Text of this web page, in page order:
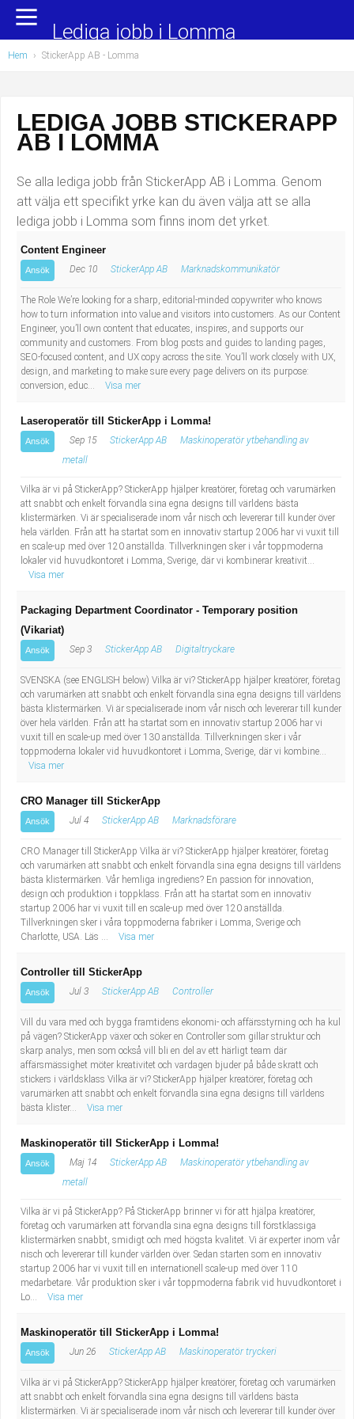
Yrkesområden
Administration, ekonomi, juridik
Chefer och verksamhetsledare
Data/IT
Försäljning, inköp, marknadsföring
Hantverksyrken
Hotell, restaurang, storhushåll
Hälso- och sjukvård
Industriell tillverkning
Kropps- och skönhetsvård
Kultur, media, design
Militärt arbete
Naturbruk
Naturvetenskapligt arbete
Pedagogiskt arbete
Sanering och renhållning
Socialt arbete
Säkerhetsarbete
Tekniskt arbete
Transport
Populära jobb
Undersköterska, hemtjänst och äldreboende
Barnskötare
Lärare i förskola/Förskollärare
Lagerarbetare
Bussförare/Busschaufför
Elevassistent
Personlig assistent
Behandlingsassistent/Socialpedagog
Budbilsförare
Tidningsbud/Tidningsdistributör
Lärare i fritidshem/Fritidspedagog
Taxiförare/Taxichaufför
Läkarsekreterare/Vårdadmin/Medicinsk
sekreterare
Lastbilsförare m.fl.
Fastighetsskötare
Informatör/Kommunikatör
Brevbärare
Sjuksköterska, grundutbildad
Kock, storhushåll
Undersköterska, vård- o specialavd. o mottagning
Administrativ assistent
Lärare i gymnasiet
Lediga jobb i Lomma
Hem › StickerApp AB - Lomma
LEDIGA JOBB STICKERAPP
AB I LOMMA
Se alla lediga jobb från StickerApp AB i Lomma. Genom
att välja ett specifikt yrke kan du även välja att se alla
lediga jobb i Lomma som finns inom det yrket.
Content Engineer
Ansök Dec 10 StickerApp AB Marknadskommunikatör
The Role We’re looking for a sharp, editorial-minded copywriter who knows
how to turn information into value and visitors into customers. As our Content
Engineer, you’ll own content that educates, inspires, and supports our
community and customers. From blog posts and guides to landing pages,
SEO-focused content, and UX copy across the site. You’ll work closely with UX,
design, and marketing to make sure every page delivers on its purpose:
conversion, educ...
Visa mer
Laseroperatör till StickerApp i Lomma!
Ansök Sep 15 StickerApp AB
Maskinoperatör ytbehandling av
metall
Vilka är vi på StickerApp? StickerApp hjälper kreatörer, företag och varumärken
att snabbt och enkelt förvandla sina egna designs till världens bästa
klistermärken. Vi är specialiserade inom vår nisch och levererar till kunder över
hela världen. Från att ha startat som en innovativ startup 2006 har vi vuxit till
en scale-up med över 120 anställda. Tillverkningen sker i vår toppmoderna
lokaler vid huvudkontoret i Lomma, Sverige, där vi kombinerar kreativit...
Visa mer
Packaging Department Coordinator - Temporary position
(Vikariat)
Ansök Sep 3 StickerApp AB Digitaltryckare
SVENSKA (see ENGLISH below) Vilka är vi? StickerApp hjälper kreatörer, företag
och varumärken att snabbt och enkelt förvandla sina egna designs till världens
bästa klistermärken. Vi är specialiserade inom vår nisch och levererar till kunder
över hela världen. Från att ha startat som en innovativ startup 2006 har vi
vuxit till en scale-up med över 130 anställda. Tillverkningen sker i vår
toppmoderna lokaler vid huvudkontoret i Lomma, Sverige, där vi kombine...
Visa mer
CRO Manager till StickerApp
Ansök Jul 4 StickerApp AB Marknadsförare
CRO Manager till StickerApp Vilka är vi? StickerApp hjälper kreatörer, företag
och varumärken att snabbt och enkelt förvandla sina egna designs till världens
bästa klistermärken. Vår hemliga ingrediens? En passion för innovation,
design och produktion i toppklass. Från att ha startat som en innovativ
startup 2006 har vi vuxit till en scale-up med över 120 anställda.
Tillverkningen sker i våra toppmoderna fabriker i Lomma, Sverige och
Charlotte, USA. Läs ...
Visa mer
Controller till StickerApp
Ansök Jul 3 StickerApp AB Controller
Vill du vara med och bygga framtidens ekonomi- och affärsstyrning och ha kul
på vägen? StickerApp växer och söker en Controller som gillar struktur och
skarp analys, men som också vill bli en del av ett härligt team där
affärsmässighet möter kreativitet och vardagen bjuder på både skratt och
stickers i världsklass Vilka är vi? StickerApp hjälper kreatörer, företag och
varumärken att snabbt och enkelt förvandla sina egna designs till världens
bästa klister...
Visa mer
Maskinoperatör till StickerApp i Lomma!
Ansök Maj 14 StickerApp AB
Maskinoperatör ytbehandling av
metall
Vilka är vi på StickerApp? På StickerApp brinner vi för att hjälpa kreatörer,
företag och varumärken att förvandla sina egna designs till förstklassiga
klistermärken snabbt, smidigt och med högsta kvalitet. Vi är experter inom vår
nisch och levererar till kunder världen över. Sedan starten som en innovativ
startup 2006 har vi vuxit till en internationell scale-up med över 110
medarbetare. Vår produktion sker i vår toppmoderna fabrik vid huvudkontoret i
Lo...
Visa mer
Maskinoperatör till StickerApp i Lomma!
Ansök Jun 26 StickerApp AB Maskinoperatör tryckeri
Vilka är vi på StickerApp? StickerApp hjälper kreatörer, företag och varumärken
att snabbt och enkelt förvandla sina egna designs till världens bästa
klistermärken. Vi är specialiserade inom vår nisch och levererar till kunder över